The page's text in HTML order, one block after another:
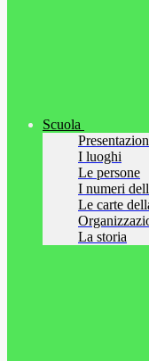
Scuola
I luoghi
Le persone
I numeri
Le carte
La storia